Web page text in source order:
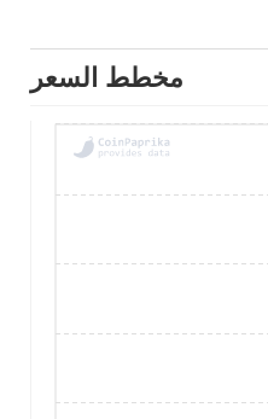
مخطط السعر